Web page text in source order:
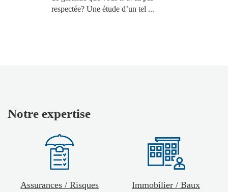
respectée? Une étude d’un tel ...
Notre expertise
Assurances / Risques
Immobilier / Baux